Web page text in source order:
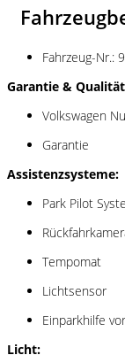
Fahrzeug-Nr.:
Garantie &
Volkswagen
Garantie
Assistenzsysteme:
Park Pilot
Tempomat
Lichtsensor
Einparkhilfe
Licht: